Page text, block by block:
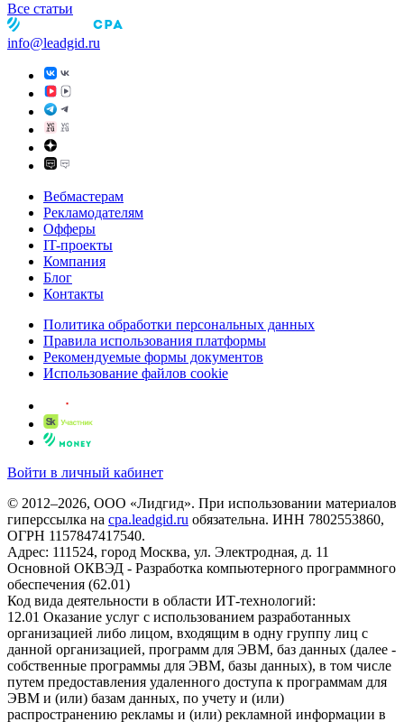
Все статьи
info@leadgid.ru
Вебмастерам
Рекламодателям
Офферы
IT-проекты
Компания
Блог
Контакты
Политика обработки персональных данных
Правила использования платформы
Рекомендуемые формы документов
Использование файлов cookie
Войти в личный кабинет
© 2012–2026, ООО «Лидгид». При использовании материалов
гиперссылка на cpa.leadgid.ru обязательна. ИНН 7802553860,
ОГРН 1157847417540.
Адрес: 111524, город Москва, ул. Электродная, д. 11
Основной ОКВЭД - Разработка компьютерного программного
обеспечения (62.01)
Код вида деятельности в области ИТ-технологий:
12.01 Оказание услуг с использованием разработанных
организацией либо лицом, входящим в одну группу лиц с
данной организацией, программ для ЭВМ, баз данных (далее -
собственные программы для ЭВМ, базы данных), в том числе
путем предоставления удаленного доступа к программам для
ЭВМ и (или) базам данных, по учету и (или)
распространению рекламы и (или) рекламной информации в